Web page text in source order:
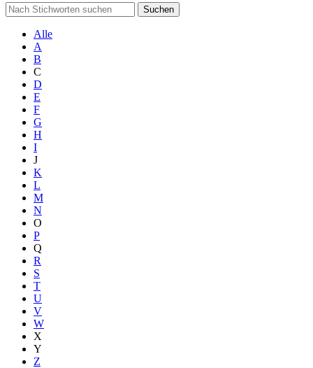
Suchen
Alle
A
B
C
D
E
F
G
H
I
J
K
L
M
N
O
P
Q
R
S
T
U
V
W
X
Y
Z